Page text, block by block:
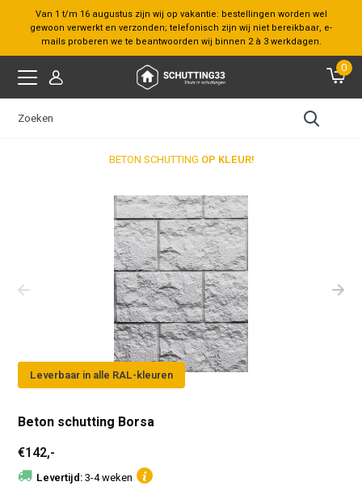
Van 1 t/m 16 augustus zijn wij op vakantie: bestellingen worden wel
gewoon verwerkt en verzonden; telefonisch zijn wij niet bereikbaar, e-
mails proberen we te beantwoorden wij binnen 2 à 3 werkdagen.
0
BETON SCHUTTING OP KLEUR!
Leverbaar in alle RAL-kleuren
Beton schutting Borsa
€142,-
Levertijd:3-4 weken